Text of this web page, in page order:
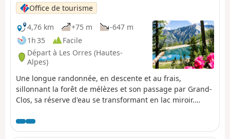
Office de tourisme
4,76 km
+75 m
-647 m
1h 35
Facile
Départ à Les Orres (Hautes-
Alpes)
Une longue randonnée, en descente et au frais,
sillonnant la forêt de mélèzes et son passage par Grand-
Clos, sa réserve d'eau se transformant en lac miroir.
l'arrivée du télésiège de Pic Vert jusqu'à la station 1650
(parking de l’Épervière).